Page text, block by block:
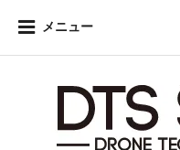
メニュー